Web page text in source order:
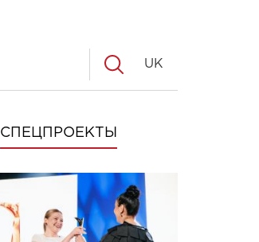
UK
СПЕЦПРОЕКТЫ